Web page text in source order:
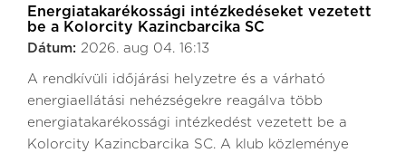
Energiatakarékossági intézkedéseket vezetett
be a Kolorcity Kazincbarcika SC
Dátum: 2026. aug 04. 16:13
A rendkívüli időjárási helyzetre és a várható
energiaellátási nehézségekre reagálva több
energiatakarékossági intézkedést vezetett be a
Kolorcity Kazincbarcika SC. A klub közleménye